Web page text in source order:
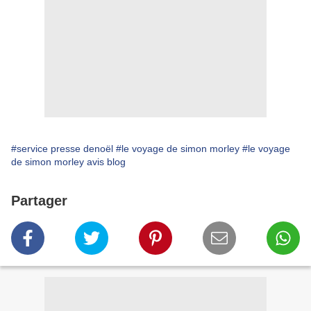
#service presse denoël #le voyage de simon morley #le voyage
de simon morley avis blog
Partager